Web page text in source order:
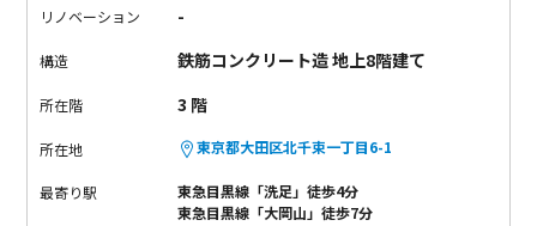
リノベーション -
構造 鉄筋コンクリート造 地上8階建て
所在階 3 階
所在地 東京都大田区北千束一丁目6-1
最寄り駅
東急目黒線「洗足」徒歩4分
東急目黒線「大岡山」徒歩7分